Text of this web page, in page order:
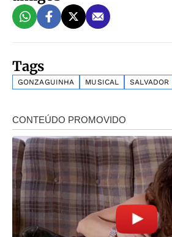
Tags
GONZAGUINHA MUSICAL SALVADOR